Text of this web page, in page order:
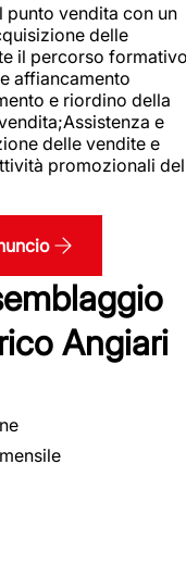
punto vendita con un
delle
il percorso
affiancamento
e riordino della
e
delle vendite e
promozionali del
Angiari